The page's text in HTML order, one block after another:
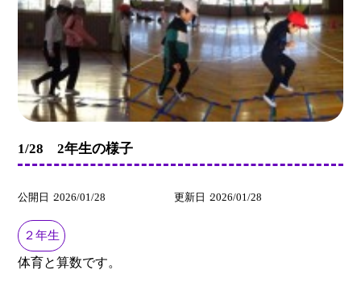
1/28 2年生の様子
公開日 2026/01/28 更新日 2026/01/28
２年生
体育と算数です。